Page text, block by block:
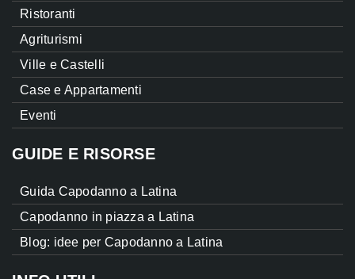
Ristoranti
Agriturismi
Ville e Castelli
Case e Appartamenti
Eventi
GUIDE E RISORSE
Guida Capodanno a Latina
Capodanno in piazza a Latina
Blog: idee per Capodanno a Latina